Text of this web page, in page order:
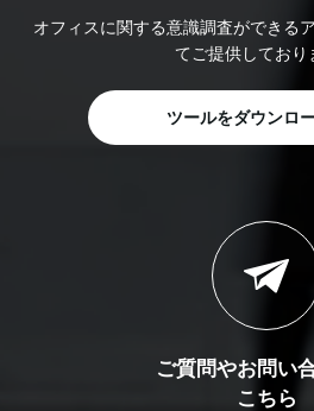
オフィスに関する意識調査ができる
てご提供しており
ツールをダウンロ
ご質問やお問い
こちら